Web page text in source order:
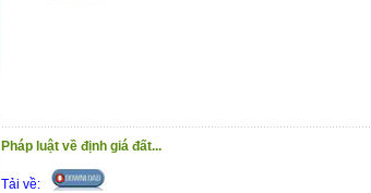
Pháp luật về định giá đất...
Tải về: